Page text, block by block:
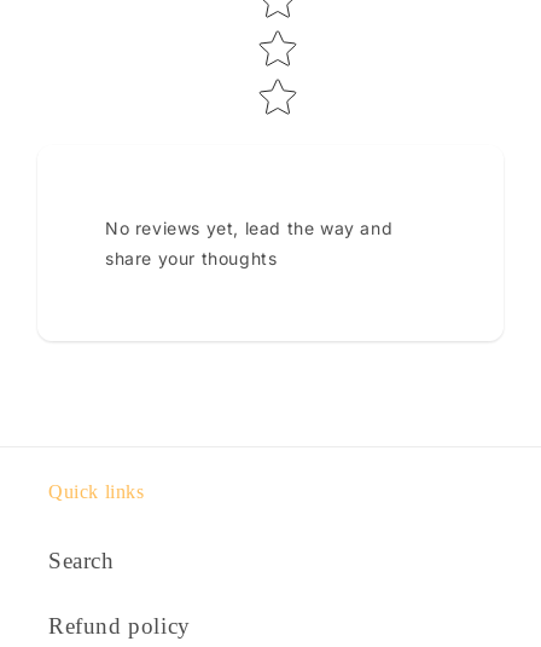
No reviews yet, lead the way and
share your thoughts
Quick links
Search
Refund policy